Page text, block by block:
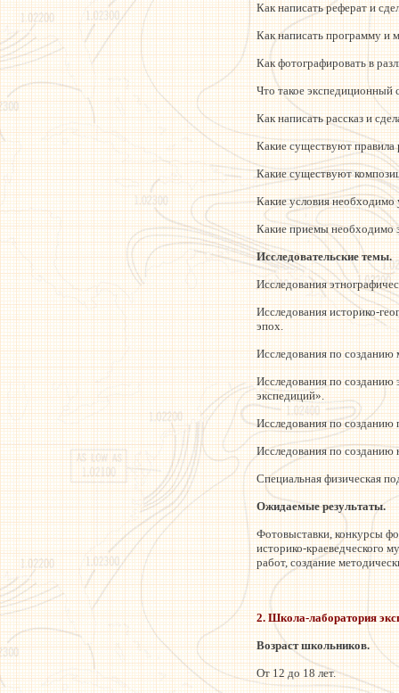
Как написать реферат и
Как написать программу и
Как фотографировать в
Что такое экспедиционный
Как написать рассказ и
Какие существуют
Какие существуют
Какие условия необходимо
Какие приемы необходимо
Исследовательские темы.
Исследования
Исследования историко-
эпох.
Исследования по созданию
Исследования по
экспедиций».
Исследования по созданию
Исследования по созданию
Специальная физическая
Ожидаемые результаты.
Фотовыставки, конкурсы
историко-краеведческого
работ, создание
2. Школа-лаборатория
Возраст школьников.
От 12 до 18 лет.